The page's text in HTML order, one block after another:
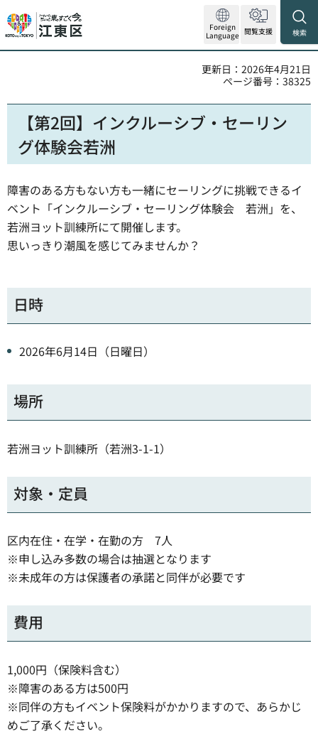
Foreign
Language 閲覧支援 検索
更新日：2026年4月21日
ページ番号：38325
【第2回】インクルーシブ・セーリン
グ体験会若洲
障害のある方もない方も一緒にセーリングに挑戦できるイ
ベント「インクルーシブ・セーリング体験会 若洲」を、
若洲ヨット訓練所にて開催します。
思いっきり潮風を感じてみませんか？
日時
2026年6月14日（日曜日）
場所
若洲ヨット訓練所（若洲3-1-1）
対象・定員
区内在住・在学・在勤の方 7人
※申し込み多数の場合は抽選となります
※未成年の方は保護者の承諾と同伴が必要です
費用
1,000円（保険料含む）
※障害のある方は500円
※同伴の方もイベント保険料がかかりますので、あらかじ
めご了承ください。